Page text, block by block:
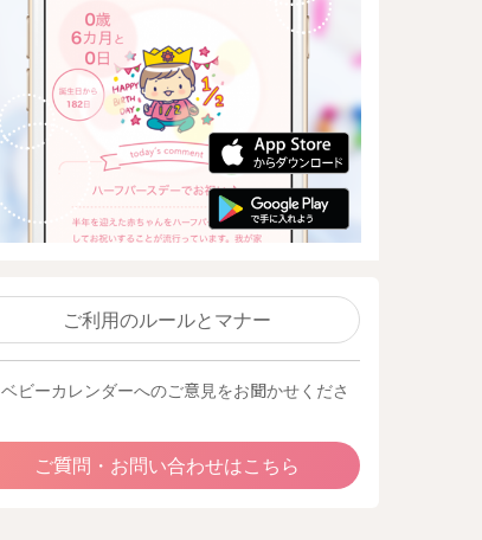
ご利用のルールとマナー
ベビーカレンダーへのご意見をお聞かせくださ
ご質問・お問い合わせはこちら